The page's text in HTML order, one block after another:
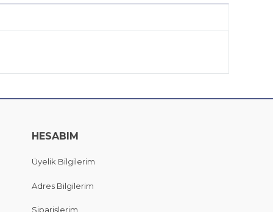
HESABIM
Üyelik Bilgilerim
Adres Bilgilerim
Siparişlerim